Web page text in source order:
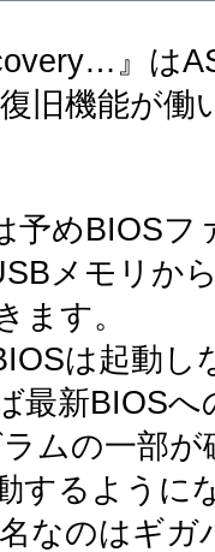
』は
旧機能が働
予めBIOSフ
メモリか
ます。
は起動
最新BIOS
ムの一部
するように
なのはギガ